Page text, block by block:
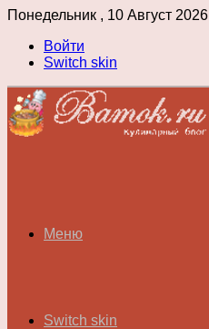
Понедельник , 10 Август 2026
Войти
Switch skin
Меню
Switch skin